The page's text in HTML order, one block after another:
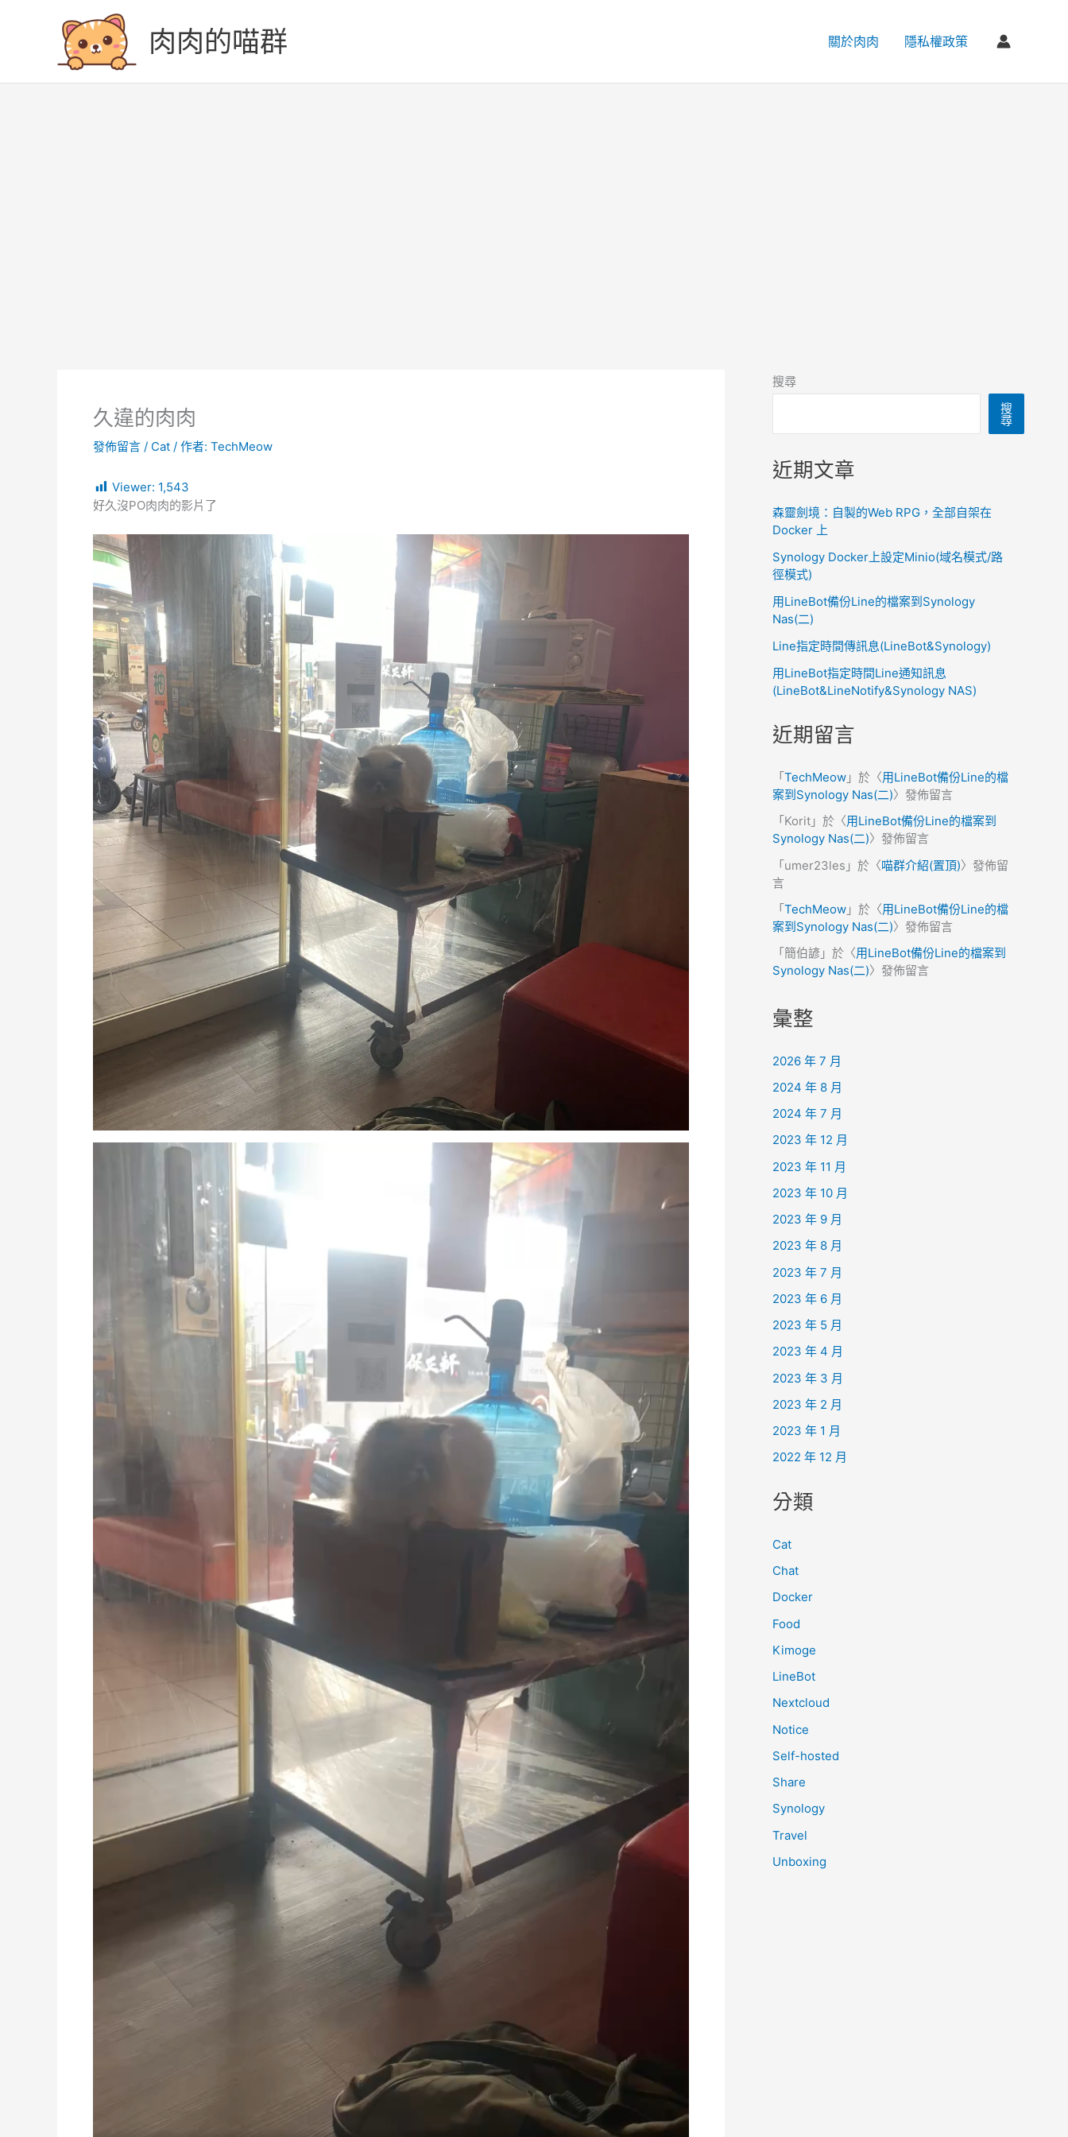
內
肉肉的喵群 關於肉肉 隱私權政策
久違的肉肉
發佈留言 / Cat / 作者: TechMeow
Viewer: 1,543
好久沒PO肉肉的影片了
搜尋
搜
尋
近期文章
森靈劍境：自製的Web RPG，全部自架在
Docker 上
Synology Docker上設定Minio(域名模式/路
徑模式)
用LineBot備份Line的檔案到Synology
Nas(二)
Line指定時間傳訊息(LineBot&Synology)
用LineBot指定時間Line通知訊息
(LineBot&LineNotify&Synology NAS)
近期留言
「 TechMeow 」於〈用LineBot備份Line的檔
案到Synology Nas(二)〉發佈留言
「 Korit 」於〈用LineBot備份Line的檔案到
Synology Nas(二)〉發佈留言
「umer23les 」於〈喵群介紹(置頂)〉發佈留
言
「TechMeow 」於〈用LineBot備份Line的檔
案到Synology Nas(二)〉發佈留言
「 簡伯諺 」於〈用LineBot備份Line的檔案到
Synology Nas(二)〉發佈留言
彙整
2026 年 7 月
2024 年 8 月
2024 年 7 月
2023 年 12 月
2023 年 11 月
2023 年 10 月
2023 年 9 月
2023 年 8 月
2023 年 7 月
2023 年 6 月
2023 年 5 月
2023 年 4 月
2023 年 3 月
2023 年 2 月
2023 年 1 月
2022 年 12 月
分類
Cat
Chat
Docker
Food
Kimoge
LineBot
Nextcloud
Notice
Self-hosted
Share
Synology
Travel
Unboxing